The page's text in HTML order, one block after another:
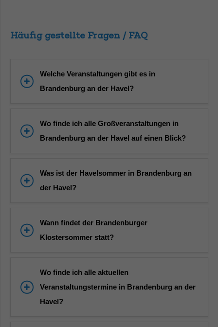
Häufig gestellte Fragen / FAQ
Welche Veranstaltungen gibt es in
Brandenburg an der Havel?
Wo finde ich alle Großveranstaltungen in
Brandenburg an der Havel auf einen Blick?
Was ist der Havelsommer in Brandenburg an
der Havel?
Wann findet der Brandenburger
Klostersommer statt?
Wo finde ich alle aktuellen
Veranstaltungstermine in Brandenburg an der
Havel?